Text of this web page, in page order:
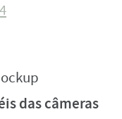
das câmeras